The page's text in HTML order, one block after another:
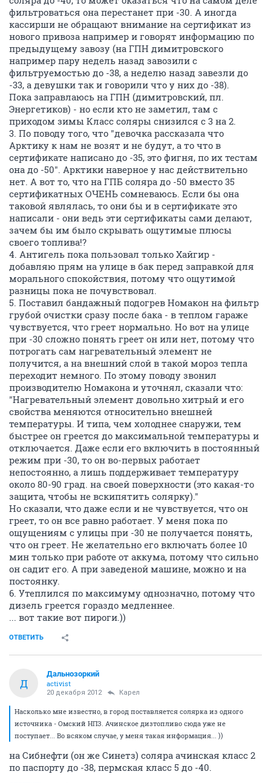
фильтроваться она перестанет при -30. А иногда
кассирши не обращают внимание на сертификат из
нового привоза например и говорят информацию по
предыдущему завозу (на ГПН димитровского
например пару недель назад завозили с
фильтруемостью до -38, а неделю назад завезли до
-33, а девушки так и говорили что у них до -38).
Пока заправлаюсь на ГПН (димитровский, пл.
Энергетиков) - но если кто не заметил, там с
приходом зимы Класс соляры снизился с 3 на 2.
3. По поводу того, что "девочка рассказала что
Арктику к нам не возят и не будут, а то что в
сертификате написано до -35, это фигня, по их тестам
она до -50". Арктики наверное у нас действительно
нет. А вот то, что на ГПБ соляра до -50 вместо 35
сертификатных ОЧЕНЬ сомневаюсь. Если бы она
таковой являлась, то они бы и в сертификате это
написали - они ведь эти сертификаты сами делают,
зачем бы им было скрывать ощутимые плюсы
своего топлива!?
4. Антигель пока пользовал только Хайгир -
добавляю прям на улице в бак перед заправкой для
морального спокойствия, потому что ощутимой
разницы пока не почувствовал.
5. Поставил бандажный подогрев Номакон на фильтр
грубой очистки сразу после бака - в теплом гараже
чувствуется, что греет нормально. Но вот на улице
при -30 сложно понять греет он или нет, потому что
потрогать сам нагревательный элемент не
получится, а на внешний слой в такой мороз тепла
переходит немного. По этому поводу звонил
производителю Номакона и уточнял, сказали что:
"Нагревательный элемент довольно хитрый и его
свойства меняются относительно внешней
температуры. И типа, чем холоднее снаружи, тем
быстрее он греется до максимальной температуры и
отключается. Даже если его включить в постоянный
режим при -30, то он во-первых работает
непостоянно, а лишь поддерживает температуру
около 80-90 град. на своей поверхности (это какая-то
защита, чтобы не вскипятить солярку)."
Но сказали, что даже если и не чувствуется, что он
греет, то он все равно работает. У меня пока по
ощущениям с улицы при -30 не получается понять,
что он греет. Не желательно его включать более 10
мин только при работе от аккума, потому что сильно
он садит его. А при заведеной машине, можно и на
постоянку.
6. Утеплился по максимуму однозначно, потому что
дизель греется гораздо медленнее.
... вот такие вот пироги.))
ОТВЕТИТЬ
Д
Дальнозоркий
activist
20 декабря 2012 Карел
Насколько мне известно, в город поставляется солярка из одного
источника - Омский НПЗ. Ачинское дизтопливо сюда уже не
поступает... Во всяком случае, у меня такая информация... ))
на Сибнефти (он же Синетз) соляра ачинская класс 2
по паспорту до -38, пермская класс 5 до -40.